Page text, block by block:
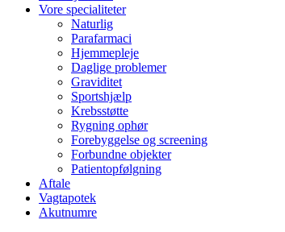
Vore specialiteter
Naturlig
Parafarmaci
Hjemmepleje
Daglige problemer
Graviditet
Sportshjælp
Krebsstøtte
Rygning ophør
Forebyggelse og screening
Forbundne objekter
Patientopfølgning
Aftale
Vagtapotek
Akutnumre